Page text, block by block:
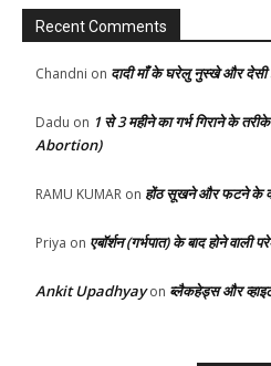
Recent Comments
Chandni on दादी माँ के घरेलु नुस्खे और देसी
Dadu on 1 से 3 महीने का गर्भ गिराने के
Abortion)
RAMU KUMAR on होंठ सूखने और फटने के
Priya on एबॉर्शन (गर्भपात) के बाद होने वाली
Ankit Upadhyayon ब्लैकहेड्स और